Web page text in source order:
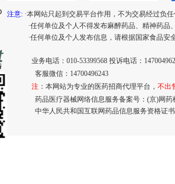
注意: ·本网站只起到交易平台作用，不为交易经过负
·任何单位及个人不得发布麻醉药品、精神药
·任何单位及个人发布信息，请根据国家食品
业务电话：010-53399568 投诉电话：
客服微信：14700496243
注 ：本网站为专业的医药招商代理平台， 不出
药品医疗器械网络信息服务备案号：(京)网
中华人民共和国互联网药品信息服务资格证